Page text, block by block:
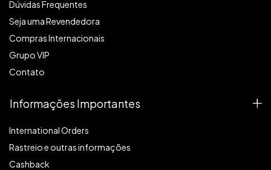
Dúvidas Frequentes
Seja uma Revendedora
Compras Internacionais
Grupo VIP
Contato
Informações Importantes
International Orders
Rastreio e outras informações
Cashback